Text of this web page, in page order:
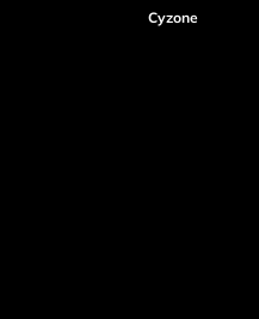
Dirección de
Cyzone